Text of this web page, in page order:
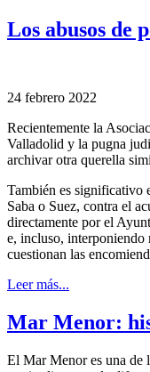
Los abusos de
24 febrero 2022
Recientemente la
Valladolid y la pugna
archivar otra querella
También es significativo
Saba o Suez, contra el
directamente por el
e, incluso, interponiendo
cuestionan las
Leer más...
Mar Menor:
El Mar Menor es una de